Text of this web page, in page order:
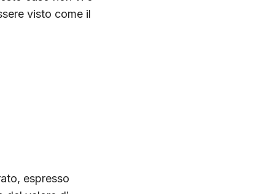
visto come il
espresso